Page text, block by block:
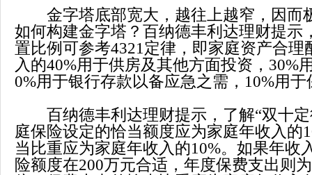
金字塔底部宽大，越往上越窄，因而
如何构建金字塔？百纳德丰利达理财提示
置比例可参考4321 定律，即家庭资产合理
入的40%用于供房及其他方面投资， 30%
0%用于银行存款以备应急之需， 10%用于
百纳德丰利达理财提示，了解“双十定
庭保险设定的恰当额度应为家庭年收入的
当比重应为家庭年收入的10%。如果年收
险额度在200万元合适，年度保费支出则为